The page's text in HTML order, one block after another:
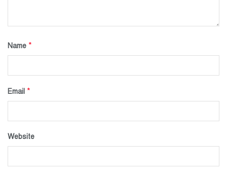
Name *
Email *
Website